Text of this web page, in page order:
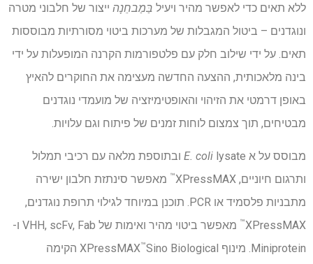
ללא תאים כדי לאפשר מהיר ויעיל בַּמַבחֵנָה ייצור של חלבוני מטרה
ונוגדנים – ביטול המגבלות של מערכות ביטוי מסורתיות מבוססות
תאים. על ידי שילוב חלק עם פלטפורמות הקרנה המופעלות על ידי
בינה מלאכותית, ההצעה החדשה מעצימה את החוקרים להאיץ
באופן דרמטי את הזיהוי והאופטימיזציה של מועמדי נוגדנים
מבטיחים, תוך צמצום לוחות זמנים של פיתוח וגם עלויות.
מבוסס על א E. coli lysate ובתוספת מלאה עם רכיבי תמלול
ותרגום חיוניים, XPressMAX
™ מאפשר סינתזת חלבון ישירה
מתבניות פלסמיד או PCR. תוכנן במיוחד לגילוי תרופת נוגדנים,
XPressMAX
™
מאפשר ביטוי מהיר ואימות של VHH, scFv, Fab ו-
Miniprotein. מינוף XPressMAX
™
Sino Biological הקימה